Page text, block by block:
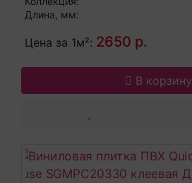
Длина, мм:
Цена за 1м²: 2650 р.
В корзину